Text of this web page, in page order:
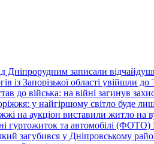
Дніпрорудним записали
із Запорізької області
війська: на війні загинув
у найгіршому світло буде
на аукціон виставили житло
гуртожиток та автомобілі (ФОТО)
загубився у Дніпровському